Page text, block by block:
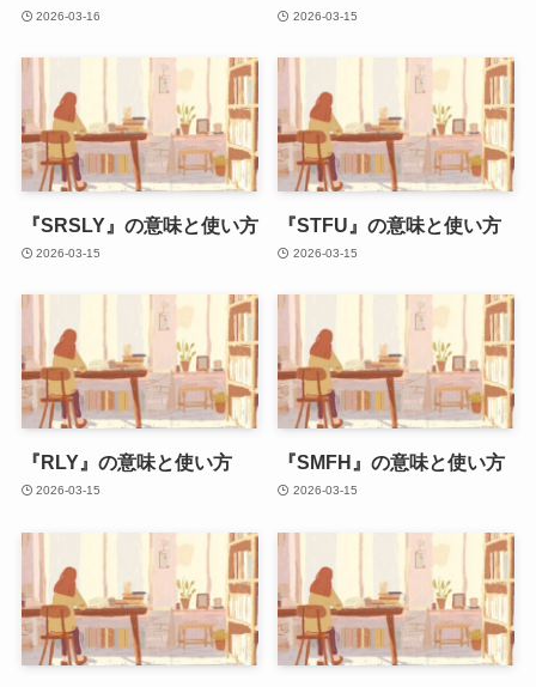
2026-03-16 2026-03-15
『SRSLY』の意味と使い方
2026-03-15
『STFU』の意味と使い方
2026-03-15
『RLY』の意味と使い方
2026-03-15
『SMFH』の意味と使い方
2026-03-15